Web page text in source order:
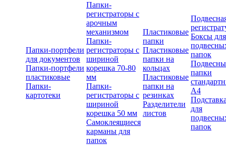
Папки-портфели
для документов
Папки-портфели
пластиковые
Папки-
картотеки
Папки-
регистраторы с
арочным
механизмом
Папки-
регистраторы с
шириной
корешка 70-80
мм
Папки-
регистраторы с
шириной
корешка 50 мм
Самоклеящиеся
карманы для
папок
Пластиковые
папки
Пластиковые
папки на
кольцах
Пластиковые
папки на
резинках
Разделители
листов
Боксы для
папок
папки
А4
для
папок